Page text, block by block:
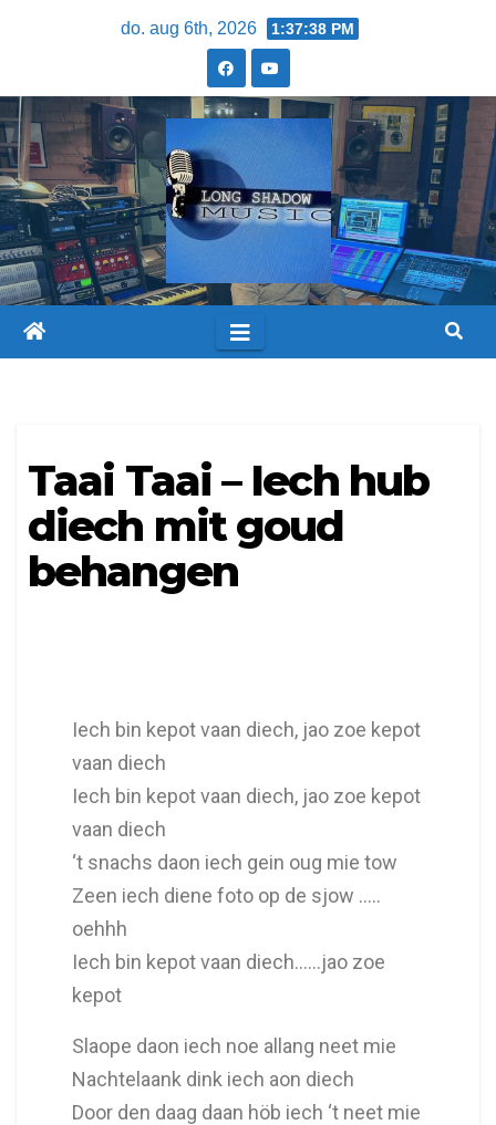
do. aug 6th, 2026 1:37:38 PM
Taai Taai – Iech hub
diech mit goud
behangen
Iech bin kepot vaan diech, jao zoe kepot
vaan diech
Iech bin kepot vaan diech, jao zoe kepot
vaan diech
‘t snachs daon iech gein oug mie tow
Zeen iech diene foto op de sjow …..
oehhh
Iech bin kepot vaan diech……jao zoe
kepot
Slaope daon iech noe allang neet mie
Nachtelaank dink iech aon diech
Door den daag daan höb iech ‘t neet mie